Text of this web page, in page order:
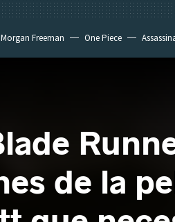
Morgan Freeman One Piece
de la